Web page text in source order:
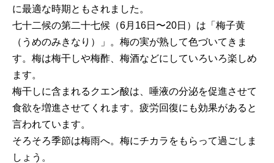
に最適な時期ともされました。
七十二候の第二十七候（6月16日〜20日）は「梅子黄
（うめのみきなり）」。梅の実が熟して色づいてきま
す。梅は梅干しや梅酢、梅酒などにしていろいろ楽しめ
ます。
梅干しに含まれるクエン酸は、唾液の分泌を促進させて
食欲を増進させてくれます。疲労回復にも効果があると
言われています。
そろそろ季節は梅雨へ。梅にチカラをもらって過ごしま
しょう。